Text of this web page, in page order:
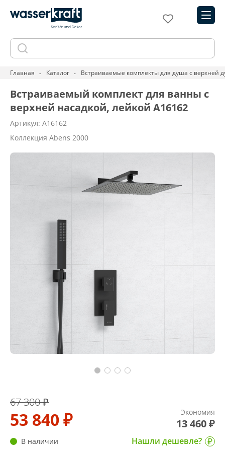
Главная Каталог Встраиваемые комплекты для душа с верхней
Встраиваемый комплект для ванны с
верхней насадкой, лейкой A16162
Артикул: A16162
Коллекция Abens 2000
67 300 ₽
53 840 ₽ Экономия
13 460 ₽
В наличии
Нашли дешевле?